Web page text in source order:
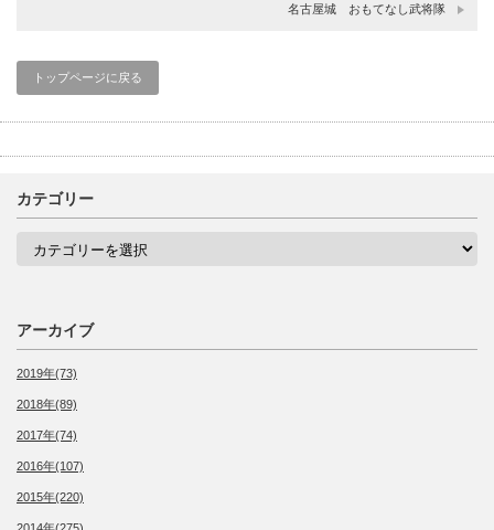
名古屋城 おもてなし武将隊
トップページに戻る
カテゴリー
アーカイブ
2019年(73)
2018年(89)
2017年(74)
2016年(107)
2015年(220)
2014年(275)